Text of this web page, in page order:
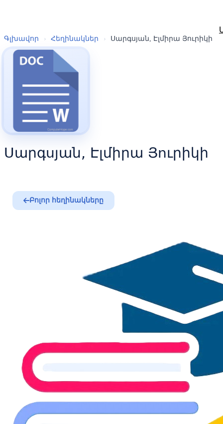
Գլխավոր › Հեղինակներ › Սարգսյան, Էլմիրա Յուրիկի
Սարգսյան, Էլմիրա Յուրիկի
Բոլոր հեղինակները